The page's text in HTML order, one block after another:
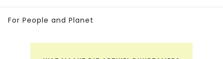
For People and Planet